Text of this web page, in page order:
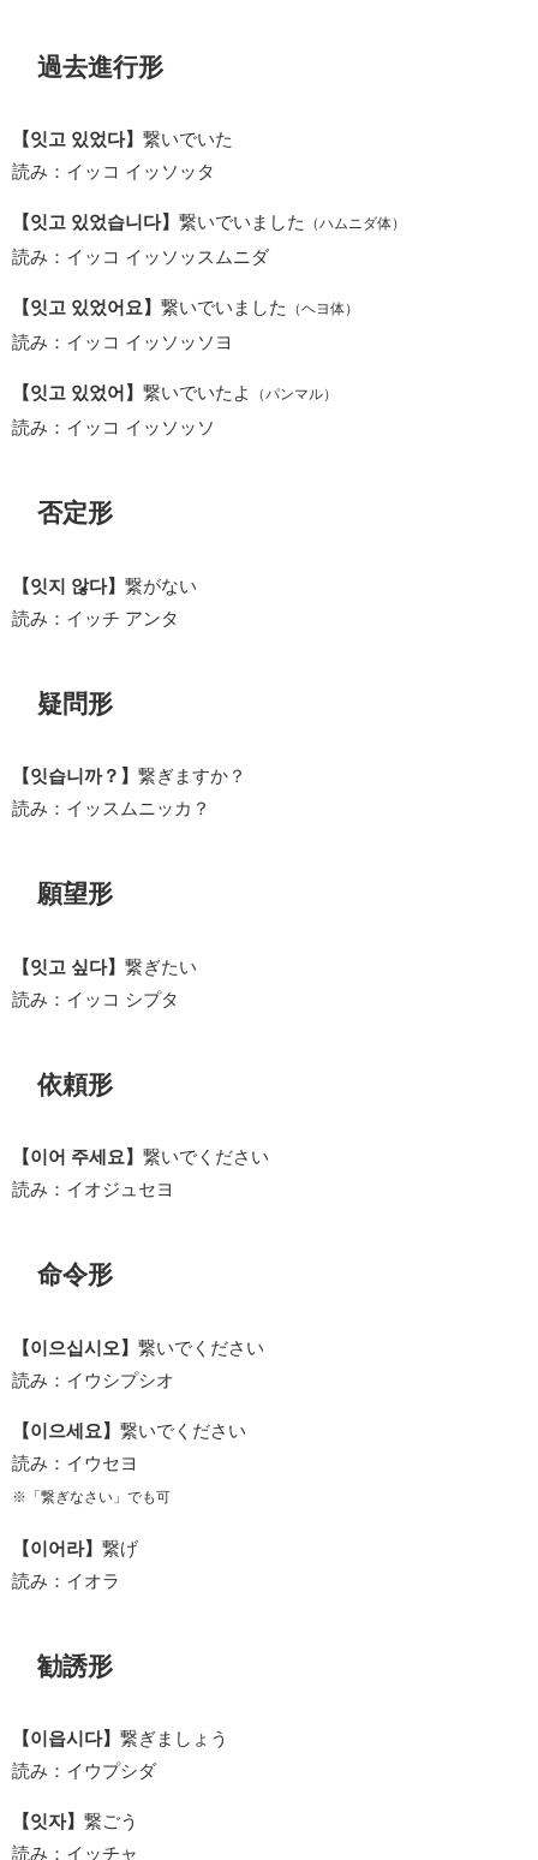
過去進行形
【잇고 있었다】 繋いでいた
読み：イッコ イッソッタ
【잇고 있었습니다】 繋いでいました （ハムニダ体）
読み：イッコ イッソッスムニダ
【잇고 있었어요】 繋いでいました （ヘヨ体）
読み：イッコ イッソッソヨ
【잇고 있었어】 繋いでいたよ （パンマル）
読み：イッコ イッソッソ
否定形
【잇지 않다】 繋がない
読み：イッチ アンタ
疑問形
【잇습니까？】 繋ぎますか？
読み：イッスムニッカ？
願望形
【잇고 싶다】 繋ぎたい
読み：イッコ シプタ
依頼形
【이어 주세요】 繋いでください
読み：イオジュセヨ
命令形
【이으십시오】 繋いでください
読み：イウシプシオ
【이으세요】 繋いでください
読み：イウセヨ
※「繋ぎなさい」でも可
【이어라】 繋げ
読み：イオラ
勧誘形
【이읍시다】 繋ぎましょう
読み：イウプシダ
【잇자】 繋ごう
読み：イッチャ